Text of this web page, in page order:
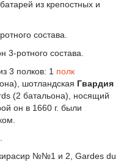
из крепостных и
состава.
3-ротного состава.
3 полков: 1 полк
шотландская Гвардия
(2 батальона), носящий
он в 1660 г. были
кирасир №№1 и 2, Gardes du